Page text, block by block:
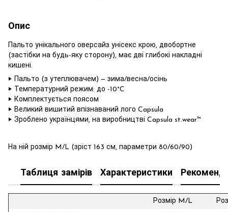
Опис
Пальто унікального оверсайз унісекс крою, двобортне
(застібки на будь-яку сторону), має дві глибокі накладні
кишені.
‣ Пальто (з утеплювачем) — зима/весна/осінь
‣ Температурний режим: до -10°C
‣ Комплектується поясом
‣ Великий вишитий впізнаваний лого Capsula
‣ Зроблено українцями, на виробництві Capsula st.wear™
На ній розмір M/L (зріст 163 см, параметри 80/60/90)
Таблиця замірів Характеристики
Розмір M/L